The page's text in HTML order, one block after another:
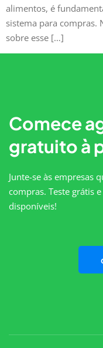
alimentos, é
sistema para compras.
sobre esse […]
Comece
gratuito à
Junte-se às empresas
compras. Teste grátis
disponíveis!